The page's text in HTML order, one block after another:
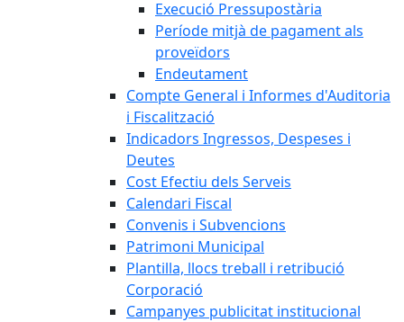
Execució Pressupostària
Període mitjà de pagament als
proveïdors
Endeutament
Compte General i Informes d'Auditoria
i Fiscalització
Indicadors Ingressos, Despeses i
Deutes
Cost Efectiu dels Serveis
Calendari Fiscal
Convenis i Subvencions
Patrimoni Municipal
Plantilla, llocs treball i retribució
Corporació
Campanyes publicitat institucional